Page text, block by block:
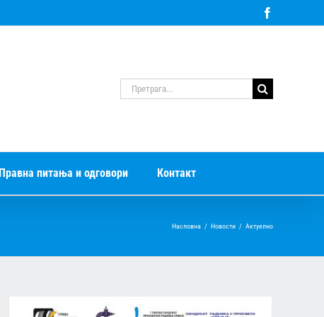
Претрага
за:
Правна питања и одговори Контакт
Насловна / Новости / Актуелно